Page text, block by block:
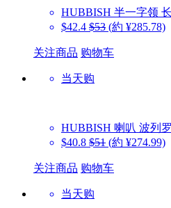
HUBBISH 半一字领
$42.4 $53 (約 ¥285.78)
关注商品 购物车
当天购
HUBBISH 喇叭 波列
$40.8 $51 (約 ¥274.99)
关注商品 购物车
当天购